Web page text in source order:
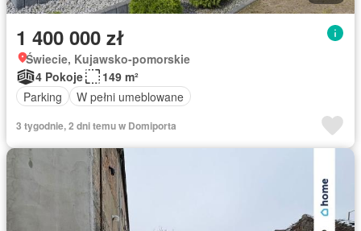
1 400 000 zł
Świecie, Kujawsko-pomorskie
4 Pokoje
149 m²
Parking
W pełni umeblowane
3 tygodnie, 2 dni temu w Domiporta